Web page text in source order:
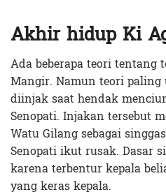
Akhir hidup Ki
Ada beberapa teori tentang
Mangir. Namun teori
diinjak saat hendak
Senopati. Injakan tersebut
Watu Gilang sebagai
Senopati ikut rusak. Dasar
karena terbentur kepala
yang keras kepala.